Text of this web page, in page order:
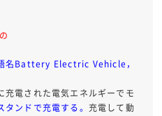
名Battery Electric Vehicle，
電された電気エネルギーでモ
タンドで充電する。 充電して動